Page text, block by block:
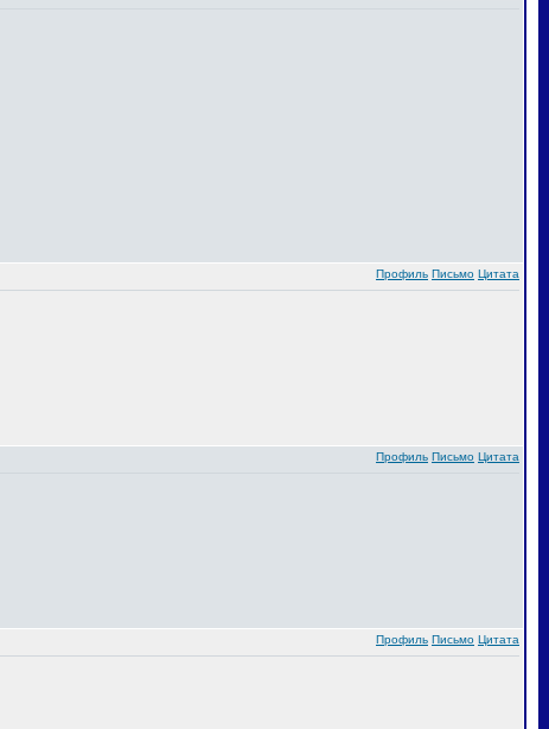
Профиль Письмо Цитата
Профиль Письмо Цитата
Профиль Письмо Цитата